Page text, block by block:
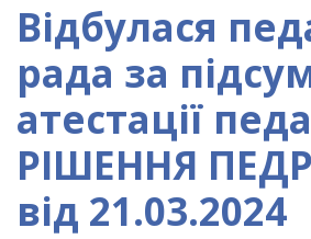
Відбулася
рада за
атестації
РІШЕННЯ
від 21.03.2024